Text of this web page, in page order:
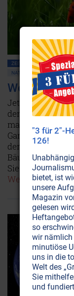
ZEITENSCHRIFT NR. 46,
NATURGEISTER
Wenn der
Jetzt, wo's
den grünen
machen uns auf
Garten- und
der Natur
Bäume,
Sie wurden in
Weiterlesen...
"3 für 2"-
126!
bietet, ist
unsere
Magazin
gelesen
so
wir nämlich
minutiöse
uns in die
Welt des
Sie
und